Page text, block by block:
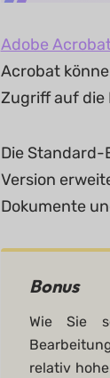
Adobe
Acrobat
Zugriff auf die
Die Standard-
Version
Dokumente
Bonus
Wie Sie
relativ